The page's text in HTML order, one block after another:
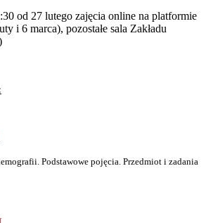
od 27 lutego zajęcia online na platformie
i 6 marca), pozostałe sala Zakładu
Podstawowe pojęcia. Przedmiot i zadania